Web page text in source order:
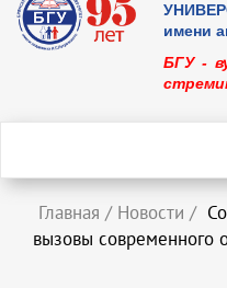
имени
БГУ -
Главная / Новости /
вызовы современного